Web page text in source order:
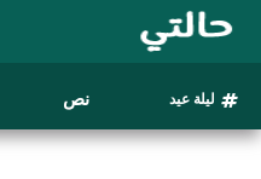
ليلة عيد نص